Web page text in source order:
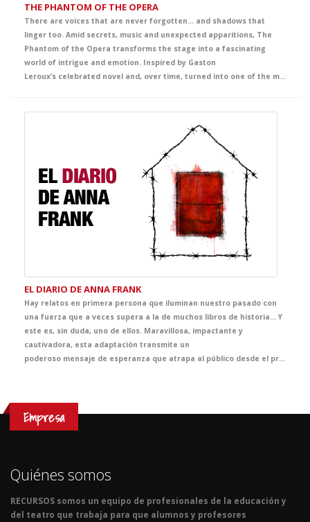
THE PHANTOM OF THE OPERA
There are voices that are never forgotten… and shadows that
linger too. Amid secrets, music and unexpected apparitions, The
Phantom of the Opera transforms the stage into a fascinating
world of intrigue and emotion. Inspired by Gaston
Leroux’s celebrated novel and, over time, turned into one of the most famous and admired titles from Broadway to London’s West End and the wider international stage imagination, this production envelops the audience in an unforgettable story of mystery, beauty and passion. A captivating theatrical experience that offers students a powerful immersion in English, filled with intensity, atmosphere and deep emotion.
EL DIARIO DE ANNA FRANK
Hay relatos en primera persona que iluminan nuestro pasado con
una fuerza que a veces supera a la de muchos libros de historia… Y
este es, sin duda, uno de ellos. Maravillosa, impactante y
cautivadora, esta adaptación transmite un
poderoso mensaje de esperanza que atrapa al público desde el primer instante. Llena de ternura, emoción y sensibilidad, ofrece al alumnado una oportunidad única para adentrarse en la mirada de Anna, una joven vital, inteligente y curiosa, y acercarse, desde la experiencia teatral, a uno de los episodios más sobrecogedores de la historia contemporánea.
Empresa
Quiénes somos
RECURSOS somos un equipo de profesionales de la educación y
del teatro que trabaja para que alumnos y profesores